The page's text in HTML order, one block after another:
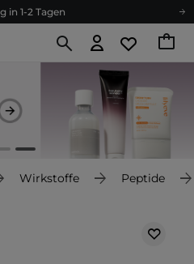
in 1-2 Tagen
sammle noch mehr Punkte
und Österreich
in 1-2 Tagen
sammle noch mehr Punkte
Wirkstoffe Peptide